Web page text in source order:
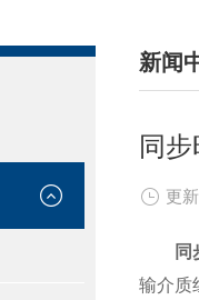
新闻
/
同
更
同
输介质